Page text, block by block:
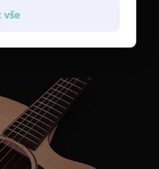
Master’s Choice zdobí